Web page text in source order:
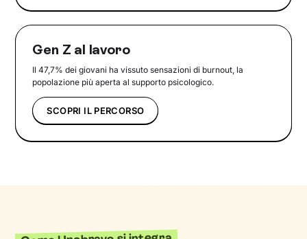
Gen Z al lavoro
Il 47,7% dei giovani ha vissuto sensazioni di burnout, la
popolazione più aperta al supporto psicologico.
SCOPRI IL PERCORSO